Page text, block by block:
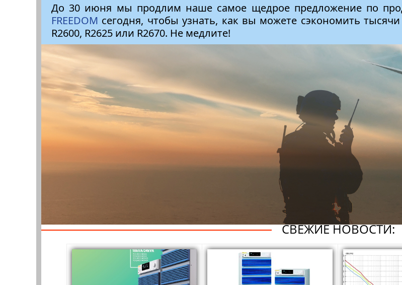
До 30 июня мы продлим наше самое щедрое предложение по
FREEDOM сегодня, чтобы узнать, как вы можете сэкономить
R2600, R2625 или R2670. Не медлите!
СВЕЖИЕ НОВОСТИ: